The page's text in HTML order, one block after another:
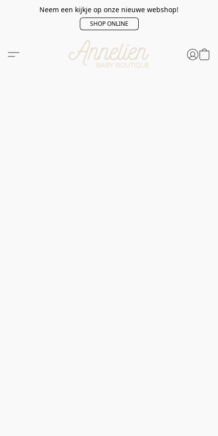
Neem een kijkje op onze nieuwe webshop!
SHOP ONLINE